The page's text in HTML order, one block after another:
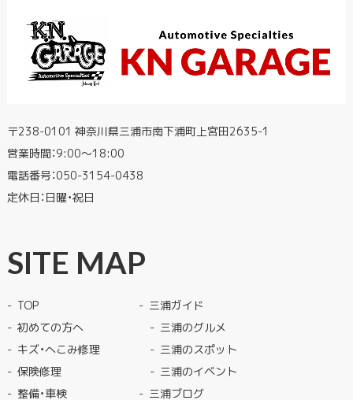
〒238-0101 神奈川県三浦市南下浦町上宮田2635-1
営業時間：9:00〜18:00
電話番号：050-3154-0438
定休日：日曜・祝日
SITE MAP
TOP
初めての方へ
キズ・へこみ修理
保険修理
整備・車検
三浦ガイド
三浦のグルメ
三浦のスポット
三浦のイベント
三浦ブログ